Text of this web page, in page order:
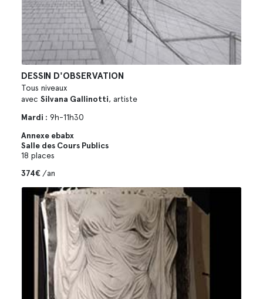
DESSIN D'OBSERVATION
Tous niveaux
avec Silvana Gallinotti, artiste
Mardi : 9h-11h30
Annexe ebabx
Salle des Cours Publics
18 places
374€ /an